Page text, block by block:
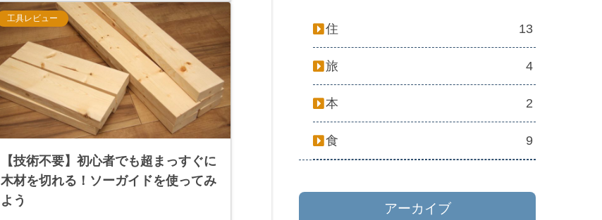
工具レビュー
【技術不要】初心者でも超まっすぐに
木材を切れる！ソーガイドを使ってみ
よう
住 13
旅 4
本 2
食 9
アーカイブ